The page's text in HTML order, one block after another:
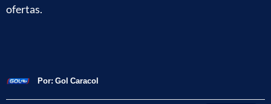
ofertas.
Por: Gol Caracol